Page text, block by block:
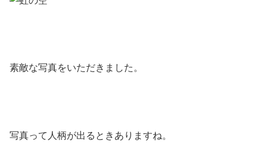
素敵な写真をいただきました。
写真って人柄が出るときありますね。